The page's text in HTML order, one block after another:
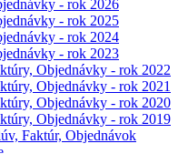
- rok 2026
- rok 2025
- rok 2024
- rok 2023
Objednávky - rok 2022
Objednávky - rok 2021
Objednávky - rok 2020
Objednávky - rok 2019
Faktúr, Objednávok